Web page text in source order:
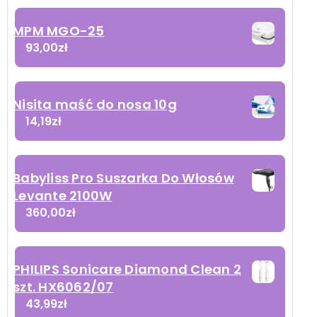
MPM MGO-25
93,00zł
Nisita maść do nosa 10g
14,19zł
Babyliss Pro Suszarka Do Włosów
Levante 2100W
360,00zł
PHILIPS Sonicare Diamond Clean 2
szt. HX6062/07
43,99zł